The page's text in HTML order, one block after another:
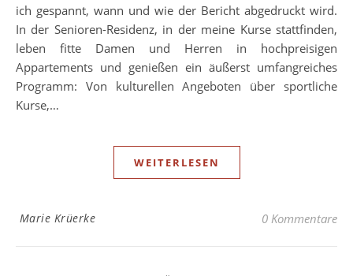
ich gespannt, wann und wie der Bericht abgedruckt wird.
In der Senioren-Residenz, in der meine Kurse stattfinden,
leben fitte Damen und Herren in hochpreisigen
Appartements und genießen ein äußerst umfangreiches
Programm: Von kulturellen Angeboten über sportliche
Kurse,…
WEITERLESEN
Marie Krüerke 0 Kommentare